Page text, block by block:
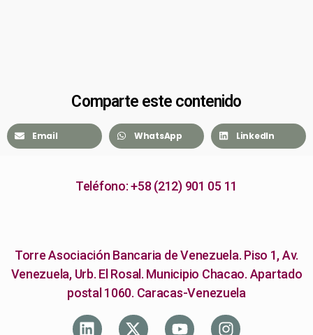
Comparte este contenido
Email WhatsApp LinkedIn
Teléfono: +58 (212) 901 05 11
Torre Asociación Bancaria de Venezuela. Piso 1, Av.
Venezuela, Urb. El Rosal. Municipio Chacao. Apartado
postal 1060. Caracas-Venezuela